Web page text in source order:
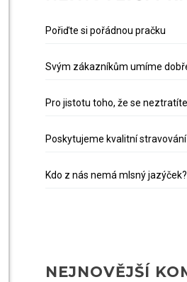
Pořiďte si pořádnou pračku
Svým zákazníkům umíme
Pro jistotu toho, že se neztratíte
Poskytujeme kvalitní stravování
Kdo z nás nemá mlsný jazýček?
NEJNOVĚJŠÍ